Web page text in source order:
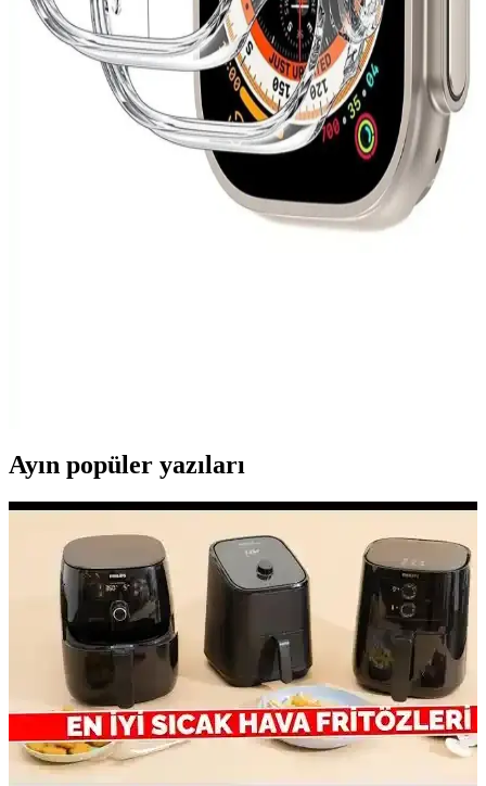
TCL MoveTime MT42 Çocuklar İçin Güvenilir
Akıllı Saat Özellikleri ve Fiyatları
TCL MoveTime MT42, dayanıklı tasarımı ve iletişim özellikleriyle
çocuklar ve ebeveynler için ideal, uygun fiyatlı akıllı saat seçeneği.
Sağlam yapısı ve kullanışlı fonksiyonlarıyla öne çıkıyor.
Redmi Watch 3 Active ve Redmi Watch 4
Karşılaştırması: Özellikler ve Seçim Rehberi
Redmi Watch 3 Active ve Redmi Watch 4 modellerinin özellikleri,
Ayın popüler yazıları